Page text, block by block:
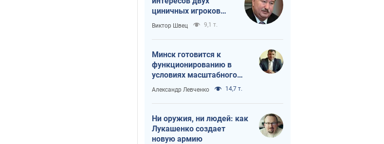
циничных игроков
или тайный план
Трампа и Путина?
Виктор Швец 9,1 т.
Минск готовится к
функционированию в
условиях масштабного
военного кризиса
Александр Левченко 14,7 т.
Ни оружия, ни людей: как
Лукашенко создает
новую армию